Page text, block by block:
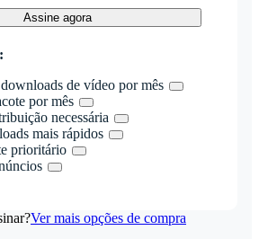
Assine agora
de vídeo por mês
por mês
necessária
mais rápidos
prioritário
Ver mais opções de compra